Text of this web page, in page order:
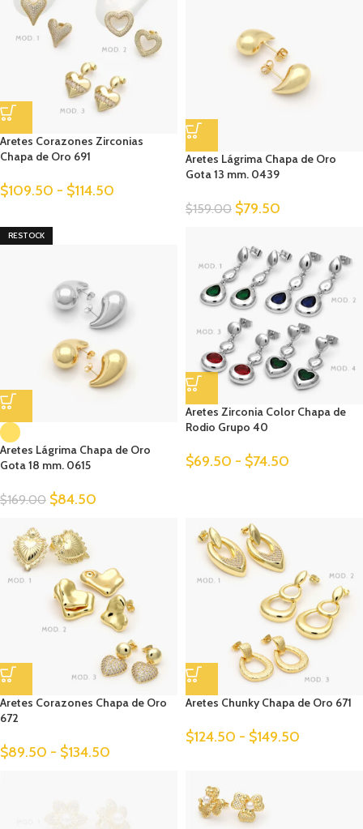
Aretes Corazones Zirconias
Chapa de Oro 691
$109.50 - $114.50
Aretes Lágrima Chapa de Oro
Gota 13 mm. 0439
$159.00 $79.50
RESTOCK
Aretes Lágrima Chapa de Oro
Gota 18 mm. 0615
$169.00 $84.50
Aretes Zirconia Color Chapa de
Rodio Grupo 40
$69.50 - $74.50
Aretes Corazones Chapa de Oro
672
$89.50 - $134.50
Aretes Chunky Chapa de Oro 671
$124.50 - $149.50